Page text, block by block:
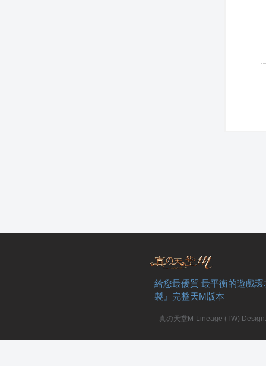
給您最優質 最平衡的遊戲
製』完整天M版本
真の天堂M-Lineage (TW)